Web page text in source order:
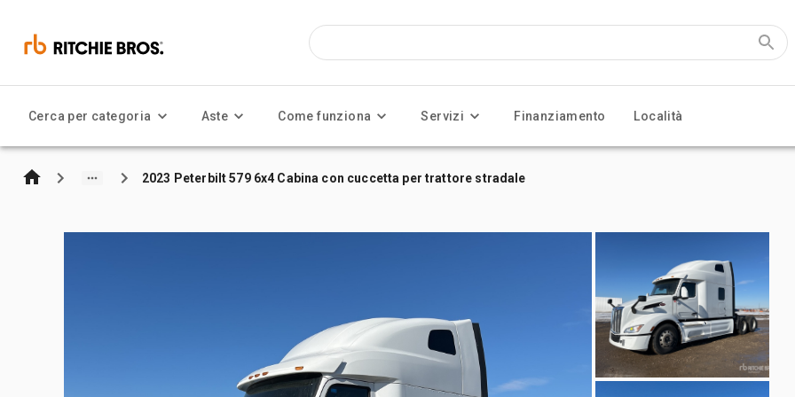
Cerca per categoria Aste Come funziona Servizi Finanziamento Località
2023 Peterbilt 579 6x4 Cabina con cuccetta per trattore stradale